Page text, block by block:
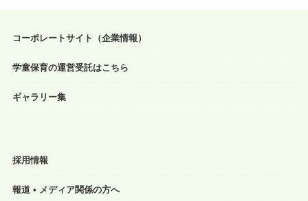
コーポレートサイト（企業情報）
学童保育の運営受託はこちら
ギャラリー集
採用情報
報道 • メディア関係の方へ